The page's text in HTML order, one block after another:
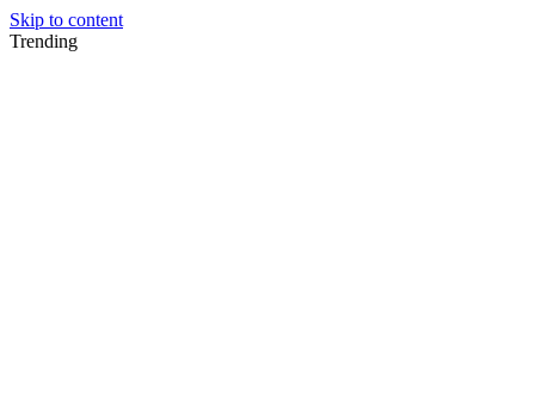
Skip to content
Trending